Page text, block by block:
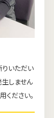
りいただい
しません
ください。